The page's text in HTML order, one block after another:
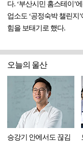
다. ‘부산시민 홈스테이’
업소도 ‘공정숙박 챌린지
힘을 보태기로 했다.
오늘의 울산
승강기 안에서도 끊김